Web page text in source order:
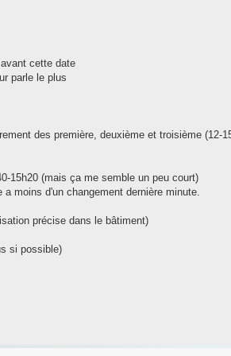
cette date
parle le plus
des première, deuxième et troisième (12-
15h20 (mais ça me semble un peu court)
moins d'un changement dernière minute.
précise dans le bâtiment)
si possible)